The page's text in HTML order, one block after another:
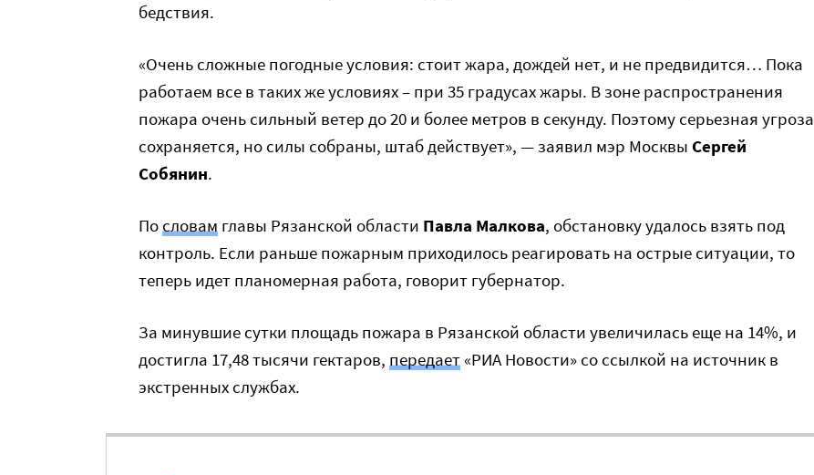
бедствия.
«Очень сложные погодные условия: стоит жара, дождей нет, и не предвидится… Пока
работаем все в таких же условиях – при 35 градусах жары. В зоне распространения
пожара очень сильный ветер до 20 и более метров в секунду. Поэтому серьезная угроза
сохраняется, но силы собраны, штаб действует», — заявил мэр Москвы Сергей
Собянин.
Пословам главы Рязанской области Павла Малкова, обстановку удалось взять под
контроль. Если раньше пожарным приходилось реагировать на острые ситуации, то
теперь идет планомерная работа, говорит губернатор.
За минувшие сутки площадь пожара в Рязанской области увеличилась еще на 14%, и
достигла 17,48 тысячи гектаров, передает«РИА Новости» со ссылкой на источник в
экстренных службах.